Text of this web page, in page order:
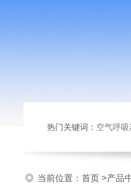
热门关键词： 空气呼
当前位置： 首页 >产品